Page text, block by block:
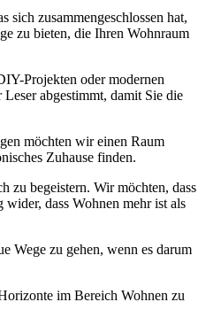
zusammengeschlossen hat,
zu bieten, die Ihren Wohnraum
Projekten oder modernen
abgestimmt, damit Sie die
möchten wir einen Raum
Zuhause finden.
zu begeistern. Wir möchten, dass
dass Wohnen mehr ist als
Wege zu gehen, wenn es darum
im Bereich Wohnen zu